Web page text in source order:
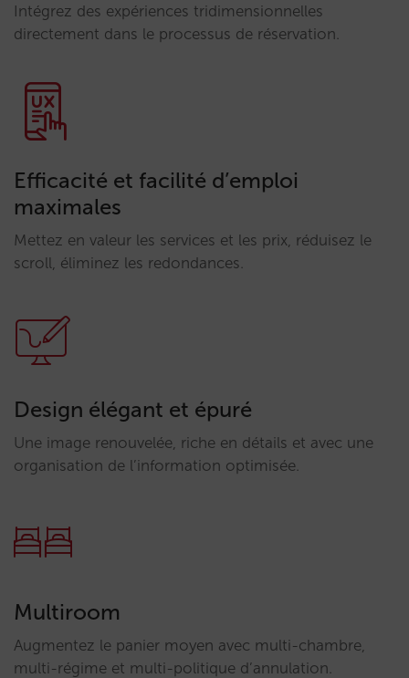
Intégrez des expériences tridimensionnelles
directement dans le processus de réservation.
Efficacité et facilité d’emploi
maximales
Mettez en valeur les services et les prix, réduisez le
scroll, éliminez les redondances.
Design élégant et épuré
Une image renouvelée, riche en détails et avec une
organisation de l’information optimisée.
Multiroom
Augmentez le panier moyen avec multi-chambre,
multi-régime et multi-politique d’annulation.